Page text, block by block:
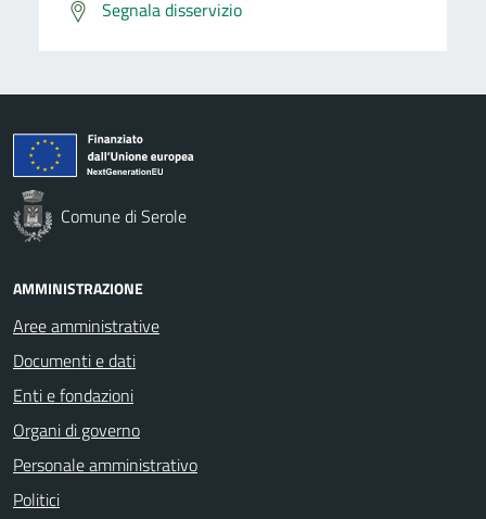
Segnala disservizio
Comune di Serole
AMMINISTRAZIONE
Aree amministrative
Documenti e dati
Enti e fondazioni
Organi di governo
Personale amministrativo
Politici